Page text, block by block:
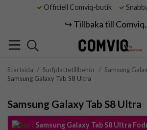
Officiell Comviq-butik
↪️ Tillbaka till
Startsida / Surfplattetillbehör / Samsung
Samsung Galaxy Tab S8 Ultra
Samsung Galaxy Tab S8 Ultra
Samsung Galaxy Tab S8 Ultra